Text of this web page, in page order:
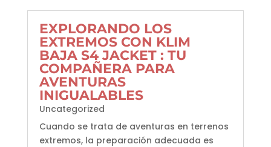
EXPLORANDO LOS
EXTREMOS CON KLIM
BAJA S4 JACKET : TU
COMPAÑERA PARA
AVENTURAS
INIGUALABLES
Uncategorized
Cuando se trata de aventuras en terrenos
extremos, la preparación adecuada es